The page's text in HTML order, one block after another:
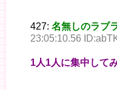
427: 名無しのラブ
23:05:10.56
1人1人に集中して